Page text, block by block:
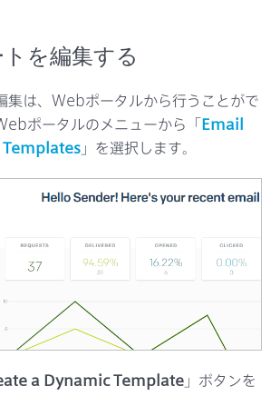
を編集する
集は、Webポータルから行うことがで
ポータルのメニューから「Email
」を選択します。
a Dynamic Template 」ボタンを